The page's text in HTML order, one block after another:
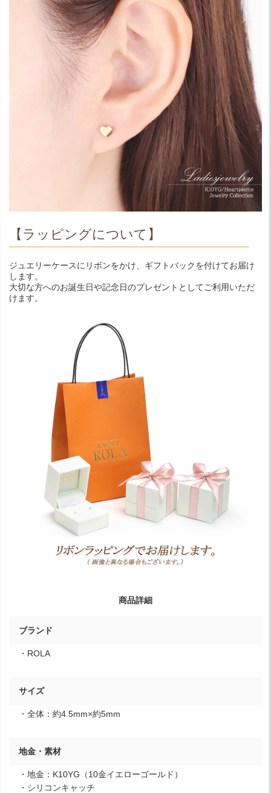
【ラッピングについて】
ジュエリーケースにリボンをかけ、ギフトバックを付けてお届け
します。
大切な方へのお誕生日や記念日のプレゼントとしてご利用いただ
けます。
商品詳細
ブランド
・ROLA
サイズ
・全体：約4.5mm×約5mm
地金・素材
・地金：K10YG（10金イエローゴールド）
・シリコンキャッチ